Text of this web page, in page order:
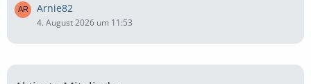
Arnie82
4. August 2026 um 11:53